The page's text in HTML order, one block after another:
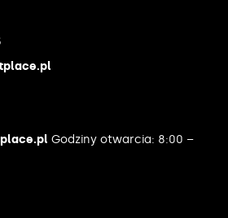
Godziny otwarcia: 8:00 –